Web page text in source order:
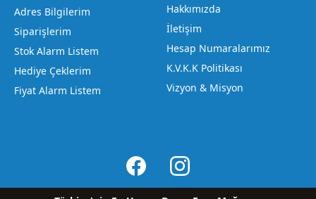
Adres Bilgilerim
Siparişlerim
Stok Alarm Listem
Hediye Çeklerim
Fiyat Alarm Listem
Hakkımızda
İletişim
Hesap Numaralarımız
K.V.K.K Politikası
Vizyon & Misyon